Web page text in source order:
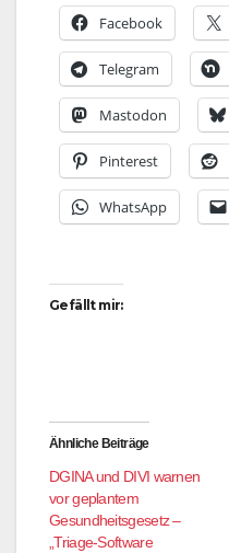
Facebook
Telegram
Mastodon
Pinterest
WhatsApp
Gefällt mir:
Ähnliche Beiträge
DGINA und DIVI warnen
vor geplantem
Gesundheitsgesetz –
„Triage-Software